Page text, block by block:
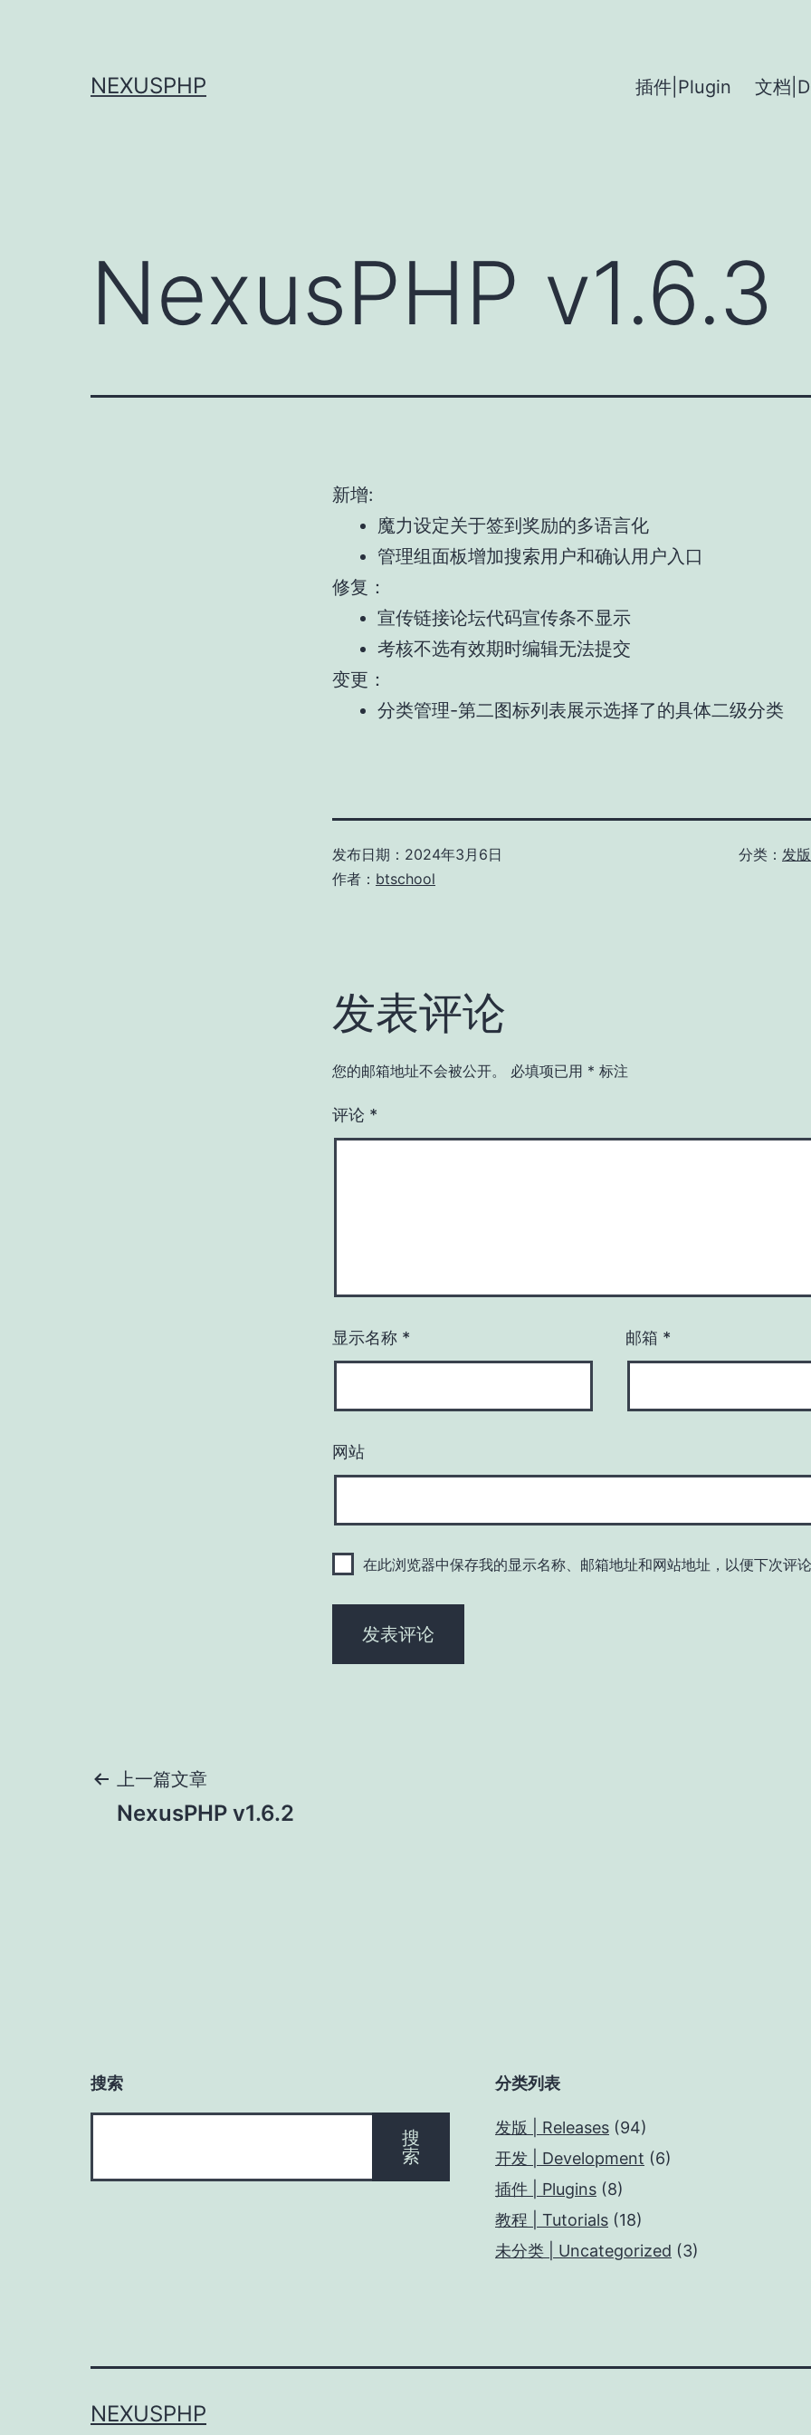
NEXUSPHP 插件|Plugin 文档
NexusPHP v1.6.3
新增:
魔力设定关于签到奖励的多语言化
管理组面板增加搜索用户和确认用户入口
修复：
宣传链接论坛代码宣传条不显示
考核不选有效期时编辑无法提交
变更：
分类管理-第二图标列表展示选择了的具体二级分类
发布日期： 2024年3月6日
作者： btschool
分类： 发
发表评论
您的邮箱地址不会被公开。 必填项已用 * 标注
评论 *
显示名称 * 邮箱 *
网站
在此浏览器中保存我的显示名称、邮箱地址和网站地址，以便下次评论
文上一篇文章
NexusPHP v1.6.2
搜索
搜
索
分类列表
发版 | Releases (94)
开发 | Development (6)
插件 | Plugins (8)
教程 | Tutorials (18)
未分类 | Uncategorized (3)
NEXUSPHP